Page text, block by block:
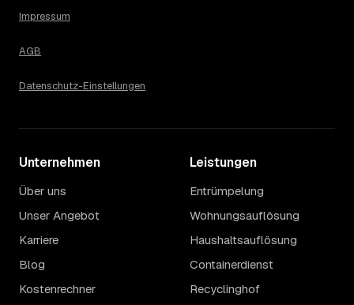
Impressum
AGB
Datenschutz-Einstellungen
Unternehmen
Über uns
Unser Angebot
Karriere
Blog
Kostenrechner
Leistungen
Entrümpelung
Wohnungsauflösung
Haushaltsauflösung
Containerdienst
Recyclinghof